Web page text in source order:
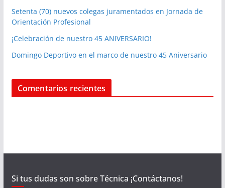
Setenta (70) nuevos colegas juramentados en Jornada de
Orientación Profesional
¡Celebración de nuestro 45 ANIVERSARIO!
Domingo Deportivo en el marco de nuestro 45 Aniversario
Comentarios recientes
Si tus dudas son sobre Técnica ¡Contáctanos!